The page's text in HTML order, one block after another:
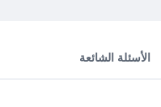
الأسئلة الشائعة